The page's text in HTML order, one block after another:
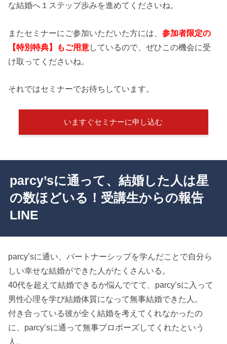
な結婚へ１ステップ歩みを進めてくださいね。
またセミナーにご参加いただいた方には、参加者限定の
【特別特典】もご用意しているので、ぜひこの機会に受
け取ってくださいね。
それではセミナーでお待ちしています。
いますぐセミナーに申し込む
parcy’sに通って、結婚した人は星
の数ほどいる！受講生からの報告
LINE
parcy’sに通い、パートナーシップを学んだことで自分ら
しい幸せな結婚ができた人がたくさんいる。
40代を超えて結婚できるか悩んでてて、parcy’sに入って
男性心理を学び結婚体質になって無事結婚できた人。
付き合っている彼が全く結婚を考えてくれなかったの
に、parcy’sに通って無事プロポーズしてくれたという
人。